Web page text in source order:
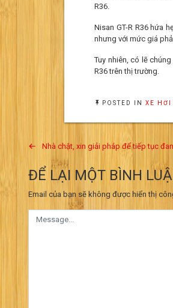
R36.
Nisan GT-R R36 hứa
nhưng với mức giá
Tuy nhiên, có lẽ
R36 trên thị trường.
POSTED IN XE HƠI
Điều
hướng
bài
viết
Nhà chật, xin giải pháp để tiếp tục
ĐỂ LẠI MỘT BÌNH
Email của bạn sẽ không được hiển thị